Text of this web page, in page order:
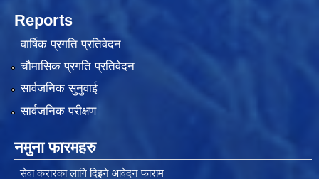
Reports
वार्षिक प्रगति प्रतिवेदन
चौमासिक प्रगति प्रतिवेदन
सार्वजनिक सुनुवाई
सार्वजनिक परीक्षण
नमुना फारमहरु
सेवा करारका लागि दिइने आवेदन फाराम